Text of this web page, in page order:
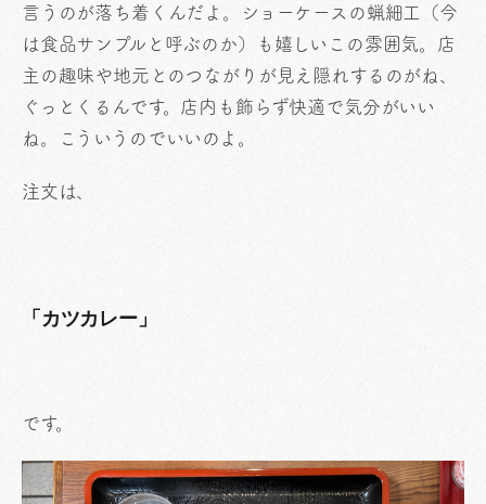
言うのが落ち着くんだよ。ショーケースの蝋細工（今
は食品サンプルと呼ぶのか）も嬉しいこの雰囲気。店
主の趣味や地元とのつながりが見え隠れするのがね、
ぐっとくるんです。店内も飾らず快適で気分がいい
ね。こういうのでいいのよ。
注文は、
「カツカレー」
です。